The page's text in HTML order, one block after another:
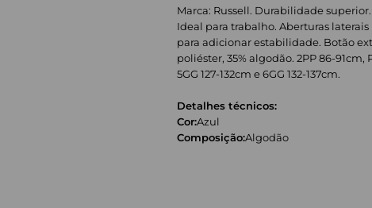
Marca: Russell. Durabilidade
Ideal para trabalho. Aberturas
para adicionar estabilidade. Botão
poliéster, 35% algodão. 2PP 86-91cm,
5GG 127-132cm e 6GG 132-137cm.
Detalhes técnicos:
Cor:Azul
Composição:Algodão